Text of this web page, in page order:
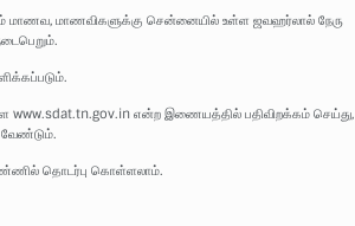
மாணவ, மாணவிகளுக்கு சென்னையில் உள்ள ஜவஹர்லால் நேரு
என்ற இணையத்தில் பதிவிறக்கம் செய்து,
வேண்டும்.
தொடர்பு கொள்ளலாம்.